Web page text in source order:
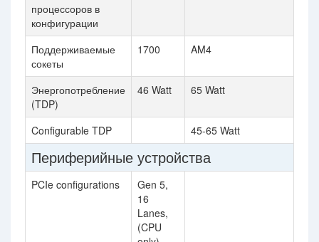
процессоров в
конфигурации
Поддерживаемые
сокеты
1700 AM4
Энергопотребление
(TDP)
46 Watt 65 Watt
Configurable TDP 45-65 Watt
Периферийные устройства
PCIe configurations
Gen 5,
16
Lanes,
(CPU